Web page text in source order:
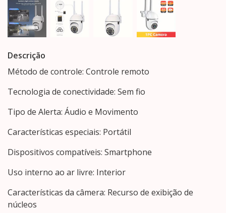
Descrição
Método de controle: Controle remoto
Tecnologia de conectividade: Sem fio
Tipo de Alerta: Áudio e Movimento
Características especiais: Portátil
Dispositivos compatíveis: Smartphone
Uso interno ao ar livre: Interior
Características da câmera: Recurso de exibição de
núcleos